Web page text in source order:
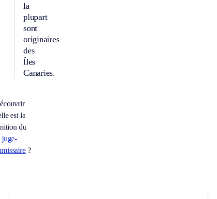
la
plupart
sont
originaires
des
Îles
Canaries.
est la
du
juge-
?